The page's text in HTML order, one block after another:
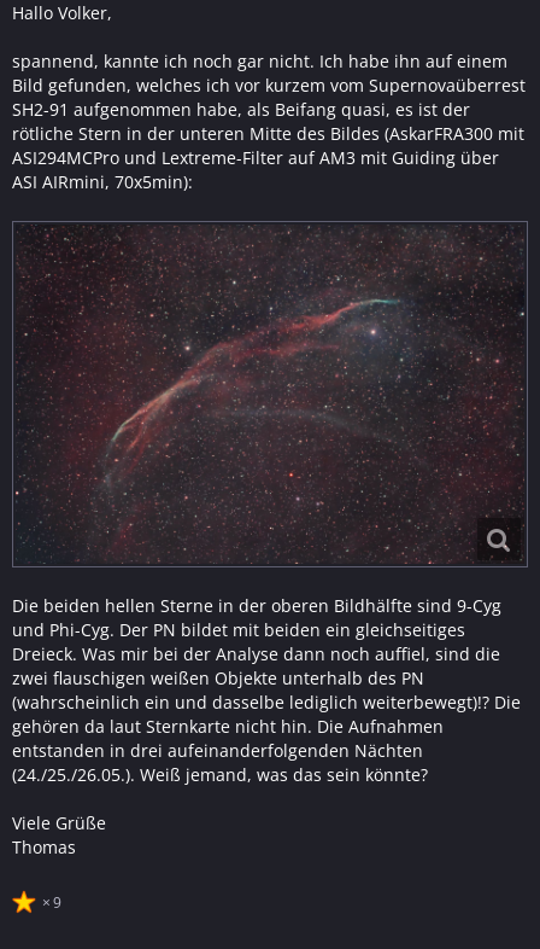
Hallo Volker,
spannend, kannte ich noch gar nicht. Ich habe ihn auf einem
Bild gefunden, welches ich vor kurzem vom Supernovaüberrest
SH2-91 aufgenommen habe, als Beifang quasi, es ist der
rötliche Stern in der unteren Mitte des Bildes (AskarFRA300 mit
ASI294MCPro und Lextreme-Filter auf AM3 mit Guiding über
ASI AIRmini, 70x5min):
Die beiden hellen Sterne in der oberen Bildhälfte sind 9-Cyg
und Phi-Cyg. Der PN bildet mit beiden ein gleichseitiges
Dreieck. Was mir bei der Analyse dann noch auffiel, sind die
zwei flauschigen weißen Objekte unterhalb des PN
(wahrscheinlich ein und dasselbe lediglich weiterbewegt)!? Die
gehören da laut Sternkarte nicht hin. Die Aufnahmen
entstanden in drei aufeinanderfolgenden Nächten
(24./25./26.05.). Weiß jemand, was das sein könnte?
Viele Grüße
Thomas
9